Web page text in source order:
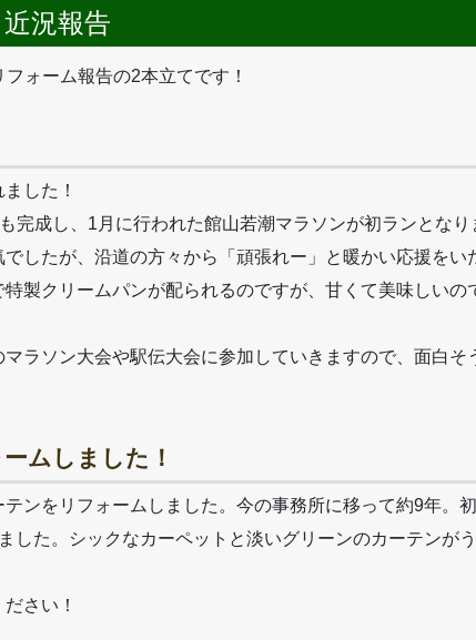
況報告
ーム報告の2本立てです！
した！
完成し、1月に行われた館山若潮マラソンが初ランとなり
したが、沿道の方々から「頑張れー」と暖かい応援をい
製クリームパンが配られるのですが、甘くて美味しい
ラソン大会や駅伝大会に参加していきますので、面白そ
ムしました！
ンをリフォームしました。今の事務所に移って約9年。
した。シックなカーペットと淡いグリーンのカーテンが
さい！